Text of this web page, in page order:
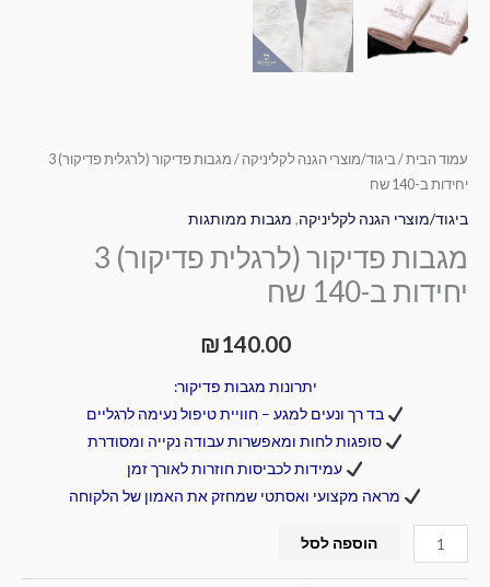
עמוד הבית/ביגוד/מוצרי הגנה לקליניקה
/ מגבות פדיקור (לרגלית פדיקור) 3
יחידות ב-140 שח
ביגוד/מוצרי הגנה לקליניקה, מגבות ממותגות
מגבות פדיקור (לרגלית פדיקור) 3
יחידות ב-140 שח
₪140.00
יתרונות מגבות פדיקור:
בד רך ונעים למגע – חוויית טיפול נעימה לרגליים
סופגות לחות ומאפשרות עבודה נקייה ומסודרת
עמידות לכביסות חוזרות לאורך זמן
מראה מקצועי ואסתטי שמחזק את האמון של הלקוחה
הוספה לסל